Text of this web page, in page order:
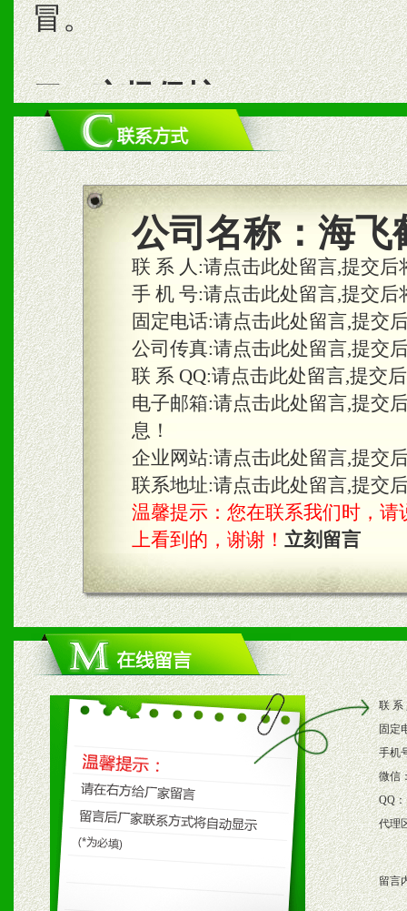
冒。
二、市场保护
1、统一市场价格；建立全
商利润。
2、区域独家经营；建立区
合作关系。
三、物料及媒体
1、免费提供体验及宣传彩
2、不定期在各大知名网站
知名度和影响力。
3、根据地方实际情况提供
具。
四、市场操作及支持
1、根据区域市场协助制定
2、根据具体情况公司给予
3、根据市场需要，派驻区
保产品顺利销售。
4、根据市场情况公司给予
购支持。
公司名称： 海飞
联 系 人:请点击此处留言,提交
手 机 号:请点击此处留言,提交
固定电话:请点击此处留言,提交
公司传真:请点击此处留言,提交
联 系 QQ:请点击此处留言,提交
电子邮箱:请点击此处留言,提交
息！
企业网站:请点击此处留言,提交
联系地址:请点击此处留言,提交
温馨提示：您在联系我们时，请
上看到的，谢谢！ 立刻留言
联 系
固定
手机
微信
QQ：
代理
留言